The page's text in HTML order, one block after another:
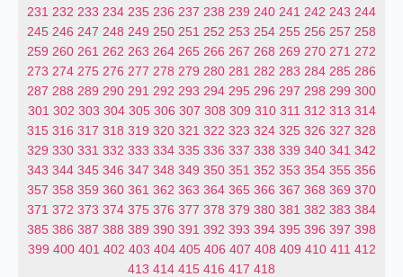
231 232 233 234 235 236 237 238 239 240 241 242 243 244
245 246 247 248 249 250 251 252 253 254 255 256 257 258
259 260 261 262 263 264 265 266 267 268 269 270 271 272
273 274 275 276 277 278 279 280 281 282 283 284 285 286
287 288 289 290 291 292 293 294 295 296 297 298 299 300
301 302 303 304 305 306 307 308 309 310 311 312 313 314
315 316 317 318 319 320 321 322 323 324 325 326 327 328
329 330 331 332 333 334 335 336 337 338 339 340 341 342
343 344 345 346 347 348 349 350 351 352 353 354 355 356
357 358 359 360 361 362 363 364 365 366 367 368 369 370
371 372 373 374 375 376 377 378 379 380 381 382 383 384
385 386 387 388 389 390 391 392 393 394 395 396 397 398
399 400 401 402 403 404 405 406 407 408 409 410 411 412
413 414 415 416 417 418